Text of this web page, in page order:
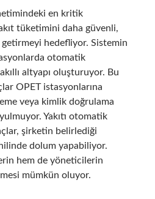
en kritik
tüketimini daha güvenli,
getirmeyi hedefliyor. Sistemin
otomatik
altyapı oluşturuyor. Bu
OPET istasyonlarına
veya kimlik doğrulama
Yakıtı otomatik
şirketin belirlediği
dolum yapabiliyor.
hem de yöneticilerin
mümkün oluyor.